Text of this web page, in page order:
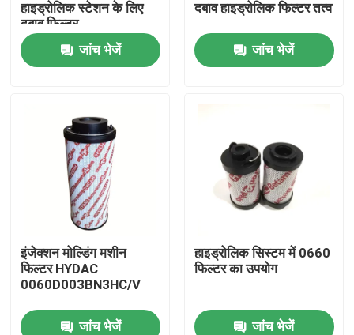
हमारे बारे में
हाइड्रोलिक स्टेशन के लिए
दबाव फिल्टर
जांच भेजें
दबाव हाइड्रोलिक फिल्टर तत्व
जांच भेजें
इंजेक्शन मोल्डिंग मशीन
फिल्टर HYDAC
0060D003BN3HC/V
जांच भेजें
हाइड्रोलिक सिस्टम में 0660
फिल्टर का उपयोग
जांच भेजें